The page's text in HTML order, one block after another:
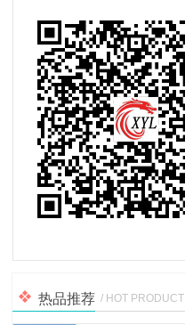
热品推荐 / HOT PRODUCT